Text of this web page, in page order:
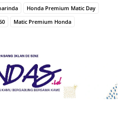
Honda Premium Matic Day
Matic Premium Honda